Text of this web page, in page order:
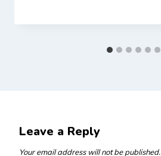
Leave a Reply
Your email address will not be published.